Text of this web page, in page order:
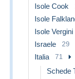
Isole Cook
Isole
Isole Vergini
Israele 29
Italia 71
Schede